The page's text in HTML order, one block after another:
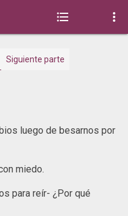
 
Siguiente parte
luego de besarnos por
miedo.
para reír- ¿Por qué